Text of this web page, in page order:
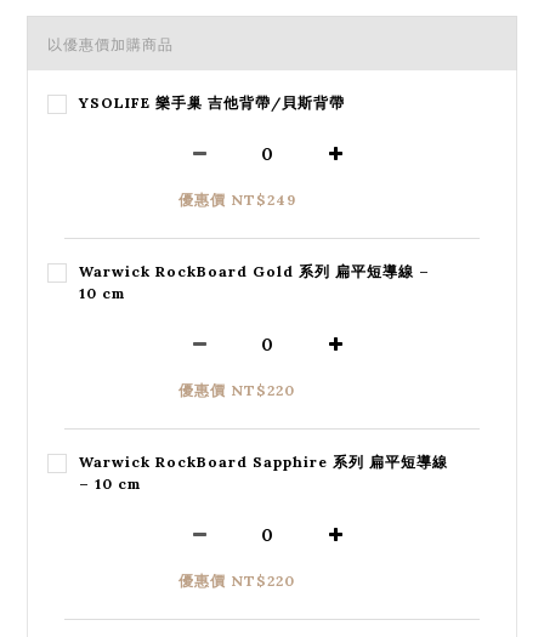
以優惠價加購商品
YSOLIFE 樂手巢 吉他背帶/貝斯背帶
優惠價 NT$249
Warwick RockBoard Gold 系列 扁平短導線 –
10 cm
優惠價 NT$220
Warwick RockBoard Sapphire 系列 扁平短導線
– 10 cm
優惠價 NT$220